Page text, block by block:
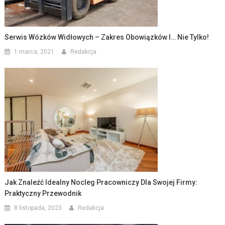
Serwis Wózków Widłowych – Zakres Obowiązków I… Nie Tylko!
1 marca, 2021 Redakcja
Jak Znaleźć Idealny Nocleg Pracowniczy Dla Swojej Firmy:
Praktyczny Przewodnik
8 listopada, 2023 Redakcja